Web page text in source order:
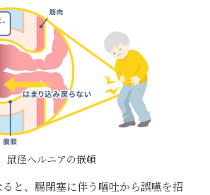
鼠径ヘルニアの嵌頓
と、腸閉塞に伴う嘔吐から誤嚥を招